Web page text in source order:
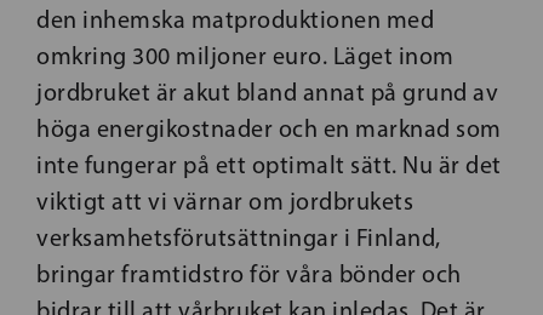
den inhemska matproduktionen med
omkring 300 miljoner euro. Läget inom
jordbruket är akut bland annat på grund av
höga energikostnader och en marknad som
inte fungerar på ett optimalt sätt. Nu är det
viktigt att vi värnar om jordbrukets
verksamhetsförutsättningar i Finland,
bringar framtidstro för våra bönder och